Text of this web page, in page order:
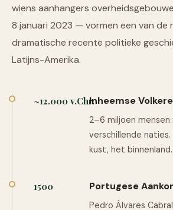
wiens aanhangers
8 januari 2023 — vormen een van de
dramatische recente politieke
Latijns-Amerika.
~12.000 v.Chr.Inheemse
2–6 miljoen mensen
verschillende naties.
kust, het binnenland.
1500 Portugese
Pedro Álvares